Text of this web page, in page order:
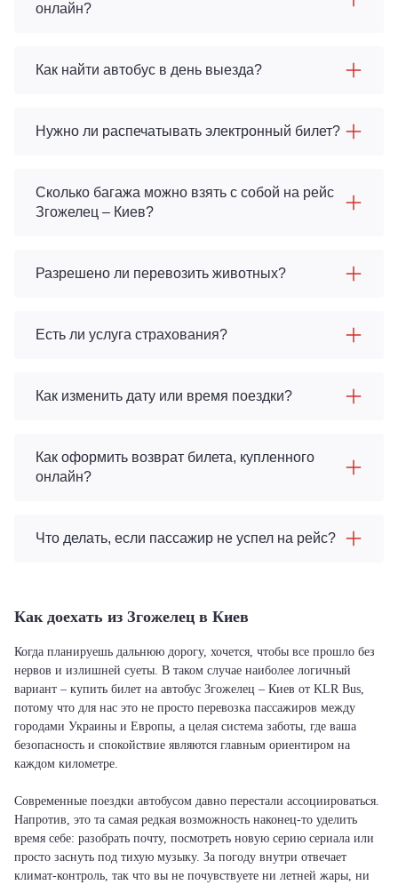
онлайн?
Как найти автобус в день выезда?
Нужно ли распечатывать электронный билет?
Сколько багажа можно взять с собой на рейс
Згожелец – Киев?
Разрешено ли перевозить животных?
Есть ли услуга страхования?
Как изменить дату или время поездки?
Как оформить возврат билета, купленного
онлайн?
Что делать, если пассажир не успел на рейс?
Как доехать из Згожелец в Киев
Когда планируешь дальнюю дорогу, хочется, чтобы все прошло без
нервов и излишней суеты. В таком случае наиболее логичный
вариант – купить билет на автобус Згожелец – Киев от KLR Bus,
потому что для нас это не просто перевозка пассажиров между
городами Украины и Европы, а целая система заботы, где ваша
безопасность и спокойствие являются главным ориентиром на
каждом километре.
Современные поездки автобусом давно перестали ассоциироваться.
Напротив, это та самая редкая возможность наконец-то уделить
время себе: разобрать почту, посмотреть новую серию сериала или
просто заснуть под тихую музыку. За погоду внутри отвечает
климат-контроль, так что вы не почувствуете ни летней жары, ни